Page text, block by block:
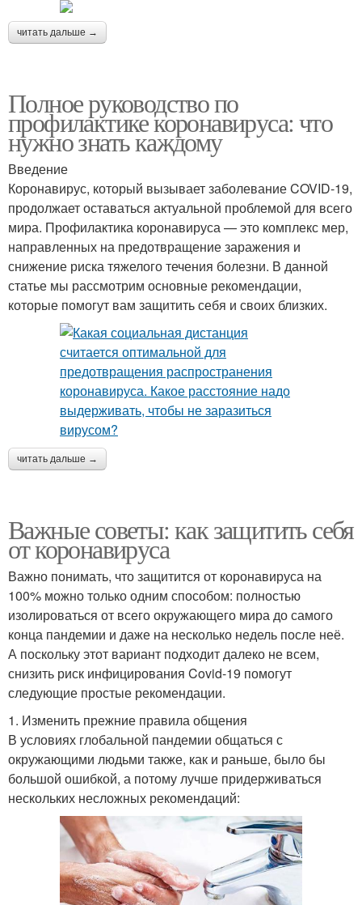
читать дальше →
Полное руководство по
профилактике коронавируса: что
нужно знать каждому
Введение
Коронавирус, который вызывает заболевание COVID-19,
продолжает оставаться актуальной проблемой для всего
мира. Профилактика коронавируса — это комплекс мер,
направленных на предотвращение заражения и
снижение риска тяжелого течения болезни. В данной
статье мы рассмотрим основные рекомендации,
которые помогут вам защитить себя и своих близких.
читать дальше →
Важные советы: как защитить себя
от коронавируса
Важно понимать, что защитится от коронавируса на
100% можно только одним способом: полностью
изолироваться от всего окружающего мира до самого
конца пандемии и даже на несколько недель после неё.
А поскольку этот вариант подходит далеко не всем,
снизить риск инфицирования Covid-19 помогут
следующие простые рекомендации.
1. Изменить прежние правила общения
В условиях глобальной пандемии общаться с
окружающими людьми также, как и раньше, было бы
большой ошибкой, а потому лучше придерживаться
нескольких несложных рекомендаций: